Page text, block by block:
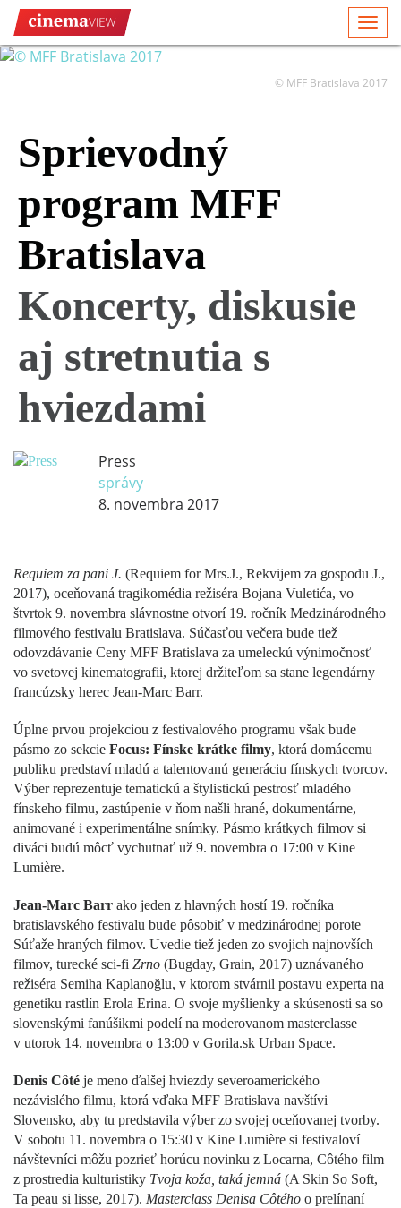
© MFF Bratislava 2017
Sprievodný
program MFF
Bratislava
Koncerty, diskusie
aj stretnutia s
hviezdami
Press
správy
8. novembra 2017
Requiem za pani J. (Requiem for Mrs.J., Rekvijem za gospođu J.,
2017), oceňovaná tragikomédia režiséra Bojana Vuletića, vo
štvrtok 9. novembra slávnostne otvorí 19. ročník Medzinárodného
filmového festivalu Bratislava. Súčasťou večera bude tiež
odovzdávanie Ceny MFF Bratislava za umeleckú výnimočnosť
vo svetovej kinematografii, ktorej držiteľom sa stane legendárny
francúzsky herec Jean-Marc Barr.
Úplne prvou projekciou z festivalového programu však bude
pásmo zo sekcie Focus: Fínske krátke filmy, ktorá domácemu
publiku predstaví mladú a talentovanú generáciu fínskych tvorcov.
Výber reprezentuje tematickú a štylistickú pestrosť mladého
fínskeho filmu, zastúpenie v ňom našli hrané, dokumentárne,
animované i experimentálne snímky. Pásmo krátkych filmov si
diváci budú môcť vychutnať už 9. novembra o 17:00 v Kine
Lumière.
Jean-Marc Barr ako jeden z hlavných hostí 19. ročníka
bratislavského festivalu bude pôsobiť v medzinárodnej porote
Súťaže hraných filmov. Uvedie tiež jeden zo svojich najnovších
filmov, turecké sci-fi Zrno (Bugday, Grain, 2017) uznávaného
režiséra Semiha Kaplanoğlu, v ktorom stvárnil postavu experta na
genetiku rastlín Erola Erina. O svoje myšlienky a skúsenosti sa so
slovenskými fanúšikmi podelí na moderovanom masterclasse
v utorok 14. novembra o 13:00 v Gorila.sk Urban Space.
Denis Côté je meno ďalšej hviezdy severoamerického
nezávislého filmu, ktorá vďaka MFF Bratislava navštívi
Slovensko, aby tu predstavila výber zo svojej oceňovanej tvorby.
V sobotu 11. novembra o 15:30 v Kine Lumière si festivaloví
návštevníci môžu pozrieť horúcu novinku z Locarna, Côtého film
z prostredia kulturistiky Tvoja koža, taká jemná (A Skin So Soft,
Ta peau si lisse, 2017). Masterclass Denisa Côtého o prelínaní